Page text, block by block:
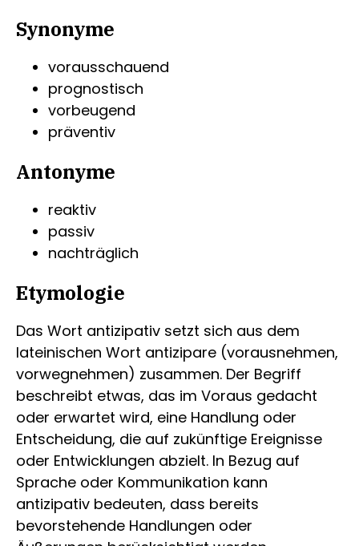
Synonyme
vorausschauend
prognostisch
vorbeugend
präventiv
Antonyme
reaktiv
passiv
nachträglich
Etymologie
Das Wort antizipativ setzt sich aus dem
lateinischen Wort antizipare (vorausnehmen,
vorwegnehmen) zusammen. Der Begriff
beschreibt etwas, das im Voraus gedacht
oder erwartet wird, eine Handlung oder
Entscheidung, die auf zukünftige Ereignisse
oder Entwicklungen abzielt. In Bezug auf
Sprache oder Kommunikation kann
antizipativ bedeuten, dass bereits
bevorstehende Handlungen oder